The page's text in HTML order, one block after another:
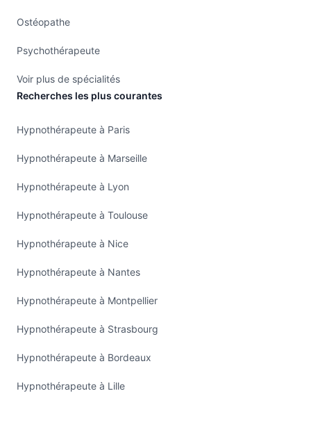
Ostéopathe
Psychothérapeute
Voir plus de spécialités
Recherches les plus courantes
Hypnothérapeute à Paris
Hypnothérapeute à Marseille
Hypnothérapeute à Lyon
Hypnothérapeute à Toulouse
Hypnothérapeute à Nice
Hypnothérapeute à Nantes
Hypnothérapeute à Montpellier
Hypnothérapeute à Strasbourg
Hypnothérapeute à Bordeaux
Hypnothérapeute à Lille